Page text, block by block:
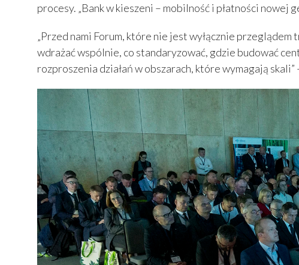
procesy. „Bank w kieszeni – mobilność i płatności
„Przed nami Forum, które nie jest wyłącznie
wdrażać wspólnie, co standaryzować, gdzie budować
rozproszenia działań w obszarach, które wymagają skali”